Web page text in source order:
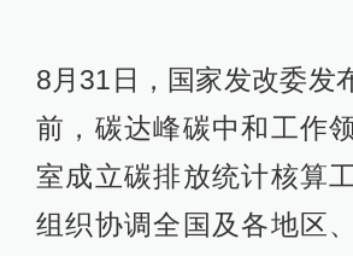
8月31日，国家发改委发
前，碳达峰碳中和工作
室成立碳排放统计核算
组织协调全国及各地区